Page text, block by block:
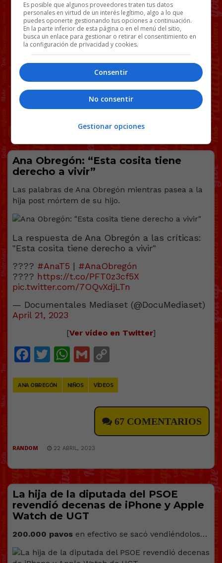
Ana Obregón: “Esta cosita tiene
derecho a vivir”
Las palabras de Ana Obregón mientras pasea a la
hija post mórtem de su hijo.
La respuesta de Ana Obregón a las críticas:
"Esta cosita tiene derecho a vivir"
???? #AnaT5 | #AnaObregón
???? https://t.co/PFT0z3cf5X
pic.twitter.com/7OQvXdjLTn
— Documentales Mediaset (@DocuMediaset)
April 21, 2023
[Ver vídeo en Twitter]
Facebook
Twitter
WhatsApp
Gmail
ANA OBREGÓN NIÑOS VÍDEOS
67 COMENTARIOS
RANDOM 22 ABRIL, 2023
La hija de la diputada del PSOE
revendió decenas de iPhone y Apple
Watch de UGT
200.000 pavos en efectivo se sacó vendiéndolos…
Es posible que algunos proveedores traten tus datos
personales en virtud de un interés legítimo, algo a lo que
puedes oponerte gestionando tus opciones a continuación.
En la parte inferior de esta página o en el menú del sitio,
busca un enlace para gestionar o retirar el consentimiento en
la configuración de privacidad y cookies.
Consentir
No consentir
Gestionar opciones